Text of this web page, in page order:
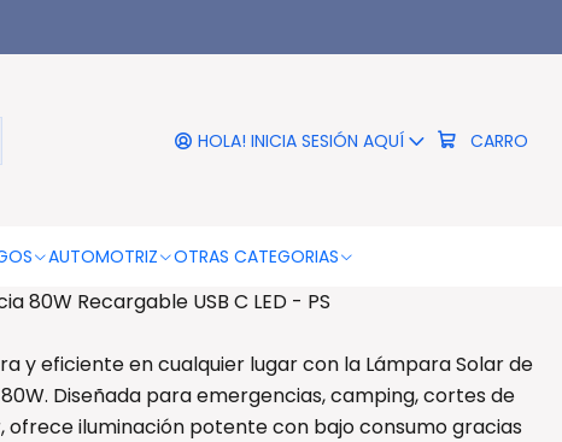
HOLA! INICIA SESIÓN AQUÍ CARRO
AUTOMOTRIZ OTRAS CATEGORIAS
Solar Emergencia 80W
USB C LED - PS
DESCRIPCIÓN
80W Recargable USB C LED - PS
y eficiente en cualquier lugar con la Lámpara Solar de
Diseñada para emergencias, camping, cortes de
ofrece iluminación potente con bajo consumo gracias